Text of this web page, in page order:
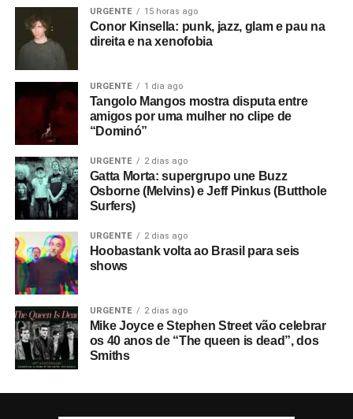
URGENTE 15 horas ago
Conor Kinsella: punk, jazz, glam e pau na
direita e na xenofobia
URGENTE 1 dia ago
Tangolo Mangos mostra disputa entre
amigos por uma mulher no clipe de
“Dominó”
URGENTE 2 dias ago
Gatta Morta: supergrupo une Buzz
Osborne (Melvins) e Jeff Pinkus (Butthole
Surfers)
URGENTE 2 dias ago
Hoobastank volta ao Brasil para seis
shows
URGENTE 2 dias ago
Mike Joyce e Stephen Street vão celebrar
os 40 anos de “The queen is dead”, dos
Smiths